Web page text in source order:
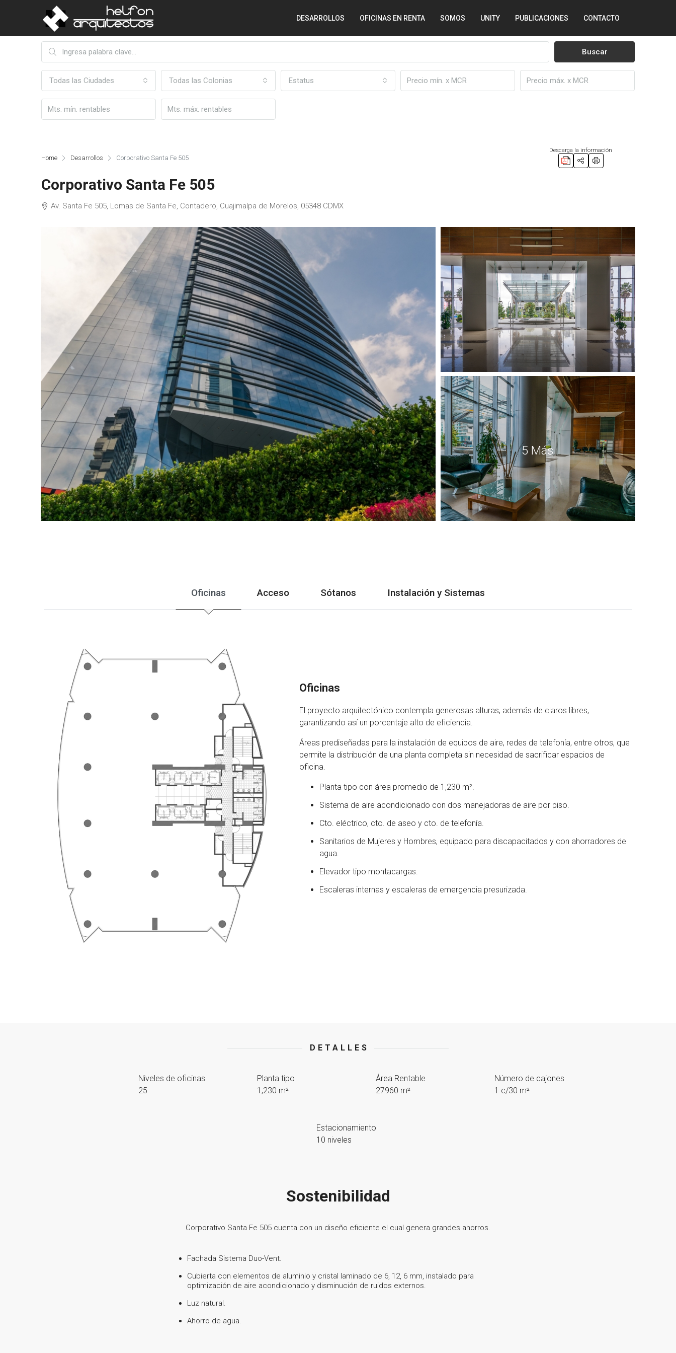
DESARROLLOS OFICINAS EN RENTA SOMOS UNITY PUBLICACIONES CONTACTO
Buscar
Todas las Ciudades Todas las Colonias Estatus
Home Desarrollos Corporativo Santa Fe 505
Descarga la información
Corporativo Santa Fe 505
Av. Santa Fe 505, Lomas de Santa Fe, Contadero, Cuajimalpa de Morelos, 05348 CDMX
5 Más
Oficinas Acceso Sótanos Instalación y Sistemas
Oficinas
El proyecto arquitectónico contempla generosas alturas, además de claros libres,
garantizando así un porcentaje alto de eficiencia.
Áreas prediseñadas para la instalación de equipos de aire, redes de telefonía, entre otros, que
permite la distribución de una planta completa sin necesidad de sacrificar espacios de
oficina.
Planta tipo con área promedio de 1,230 m².
Sistema de aire acondicionado con dos manejadoras de aire por piso.
Cto. eléctrico, cto. de aseo y cto. de telefonía.
Sanitarios de Mujeres y Hombres, equipado para discapacitados y con ahorradores de
agua.
Elevador tipo montacargas.
Escaleras internas y escaleras de emergencia presurizada.
DETALLES
Niveles de oficinas
25
Planta tipo
1,230 m²
Área Rentable
27960 m²
Número de cajones
1 c/30 m²
Estacionamiento
10 niveles
Sostenibilidad
Corporativo Santa Fe 505 cuenta con un diseño eficiente el cual genera grandes ahorros.
Fachada Sistema Duo-Vent.
Cubierta con elementos de aluminio y cristal laminado de 6, 12, 6 mm, instalado para
optimización de aire acondicionado y disminución de ruidos externos.
Luz natural.
Ahorro de agua.